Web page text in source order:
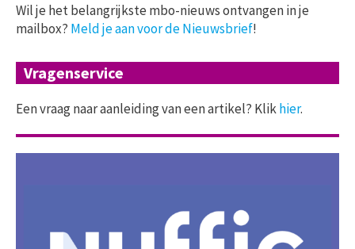
Wil je het belangrijkste mbo-nieuws ontvangen in je
mailbox? Meld je aan voor de Nieuwsbrief!
Vragenservice
Een vraag naar aanleiding van een artikel? Klikhier.